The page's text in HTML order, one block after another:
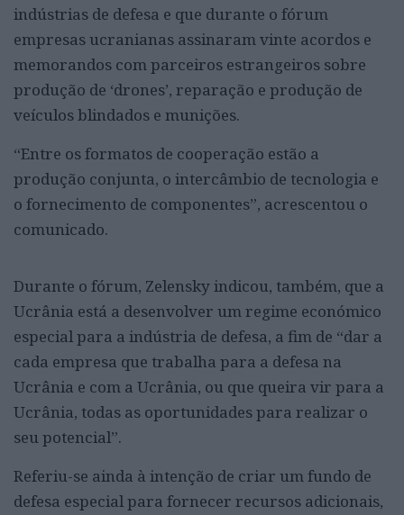
indústrias de defesa e que durante o fórum
empresas ucranianas assinaram vinte acordos e
memorandos com parceiros estrangeiros sobre
produção de ‘drones’, reparação e produção de
veículos blindados e munições.
“Entre os formatos de cooperação estão a
produção conjunta, o intercâmbio de tecnologia e
o fornecimento de componentes”, acrescentou o
comunicado.
Durante o fórum, Zelensky indicou, também, que a
Ucrânia está a desenvolver um regime económico
especial para a indústria de defesa, a fim de “dar a
cada empresa que trabalha para a defesa na
Ucrânia e com a Ucrânia, ou que queira vir para a
Ucrânia, todas as oportunidades para realizar o
seu potencial”.
Referiu-se ainda à intenção de criar um fundo de
defesa especial para fornecer recursos adicionais,